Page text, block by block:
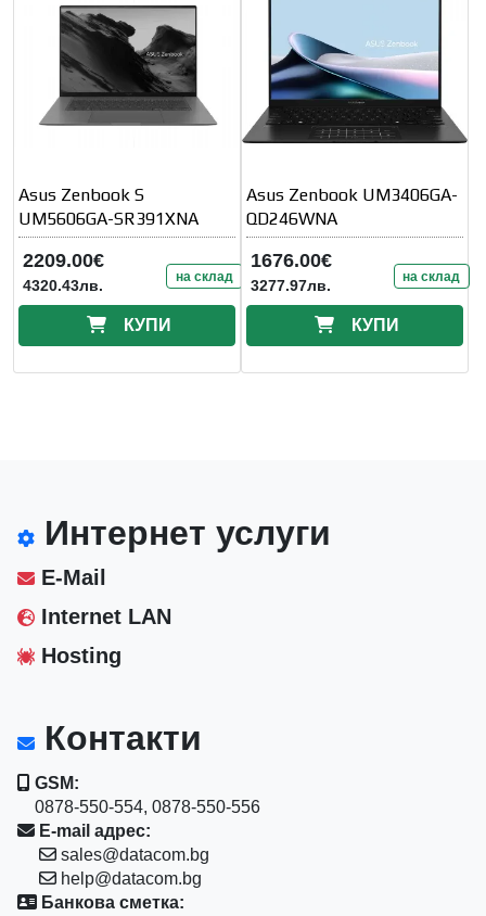
Asus Zenbook S
UM5606GA-SR391XNA
2209.00€
4320.43лв. на склад
КУПИ
Asus Zenbook UM3406GA-
QD246WNA
1676.00€
3277.97лв. на склад
КУПИ
Интернет услуги
E-Mail
Internet LAN
Hosting
Контакти
GSM:
0878-550-554, 0878-550-556
E-mail адрес:
sales@datacom.bg
help@datacom.bg
Банкова сметка: